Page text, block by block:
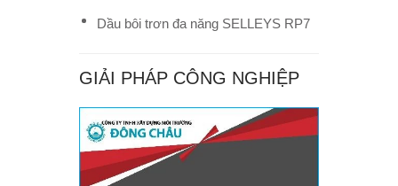
Dầu bôi trơn đa năng SELLEYS RP7
GIẢI PHÁP CÔNG NGHIỆP